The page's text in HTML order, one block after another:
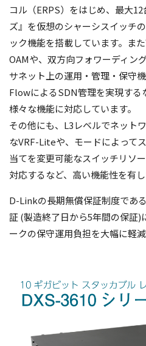
コル（ERPS）をはじめ、最大
ズ』を仮想のシャーシスイッチ
ック機能を搭載しています。ま
OAMや、双方向フォワーディン
サネット上の運用・管理・保守
FlowによるSDN管理を実現する
様々な機能に対応しています。
その他にも、L3レベルでネット
なVRF-Liteや、モードによって
当てを変更可能なスイッチリソ
対応するなど、高い機能性を有し
D-Linkの長期無償保証制度であ
証 (製造終了日から5年間の保証)
ークの保守運用負担を大幅に軽